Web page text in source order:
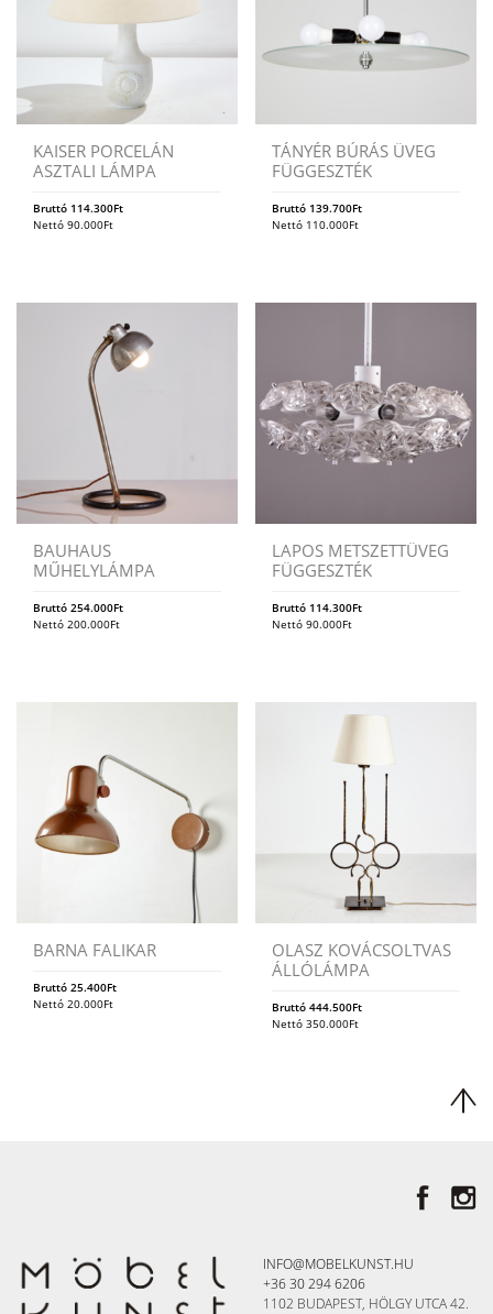
KAISER PORCELÁN
ASZTALI LÁMPA
Bruttó 114.300Ft
Nettó 90.000Ft
TÁNYÉR BÚRÁS ÜVEG
FÜGGESZTÉK
Bruttó 139.700Ft
Nettó 110.000Ft
BAUHAUS
MŰHELYLÁMPA
Bruttó 254.000Ft
Nettó 200.000Ft
LAPOS METSZETTÜVEG
FÜGGESZTÉK
Bruttó 114.300Ft
Nettó90.000Ft
BARNA FALIKAR
Bruttó 25.400Ft
Nettó 20.000Ft
OLASZ KOVÁCSOLTVAS
ÁLLÓLÁMPA
Bruttó444.500Ft
Nettó350.000Ft
INFO@MOBELKUNST.HU
+36 30 294 6206
1102 BUDAPEST, HÖLGY UTCA 42.